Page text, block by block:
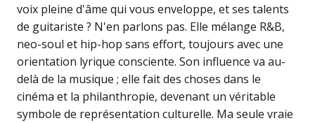
voix pleine d'âme qui vous enveloppe, et ses talents
de guitariste ? N'en parlons pas. Elle mélange R&B,
neo-soul et hip-hop sans effort, toujours avec une
orientation lyrique consciente. Son influence va au-
delà de la musique ; elle fait des choses dans le
cinéma et la philanthropie, devenant un véritable
symbole de représentation culturelle. Ma seule vraie